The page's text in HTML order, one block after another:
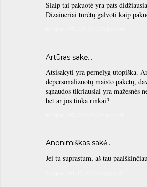
Šiaip tai pakuotė yra pats
Dizaineriai turėtų galvoti kaip
Artūras sakė…
Atsisakyti yra pernelyg utopiška.
depersonalizuotų maisto paketų,
sąnaudos tikriausiai yra mažesnės
bet ar jos tinka rinkai?
Anonimiškas sakė…
Jei tu suprastum, aš tau